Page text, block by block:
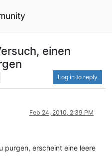
einen
Log in to reply
Feb 24, 2010, 2:39 PM
purgen, erscheint eine leere